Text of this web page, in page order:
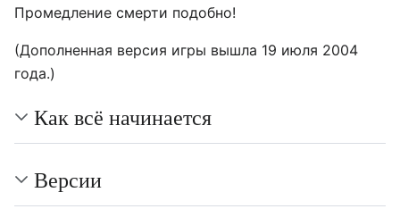
Промедление смерти подобно!
(Дополненная версия игры вышла 19 июля 2004
года.)
Как всё начинается
Версии